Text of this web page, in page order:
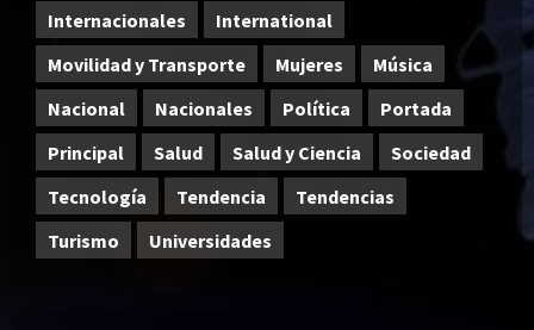
Internacionales
International
Movilidad y Transporte
Mujeres
Música
Nacional
Nacionales Política
Portada
Principal
Salud Salud y Ciencia
Sociedad
Tecnología
Tendencia
Tendencias
Turismo
Universidades